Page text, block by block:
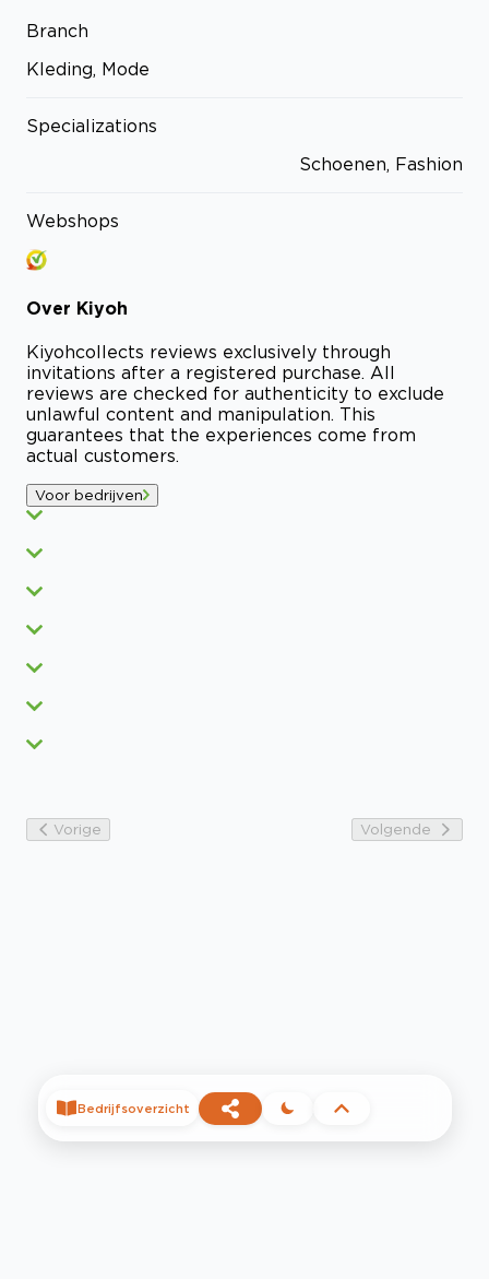
Branch
Kleding, Mode
Specializations
Schoenen, Fashion
Webshops
Over Kiyoh
Kiyohcollects reviews exclusively through
invitations after a registered purchase. All
reviews are checked for authenticity to exclude
unlawful content and manipulation. This
guarantees that the experiences come from
actual customers.
Voor bedrijven
Vorige Volgende
Bedrijfsoverzicht